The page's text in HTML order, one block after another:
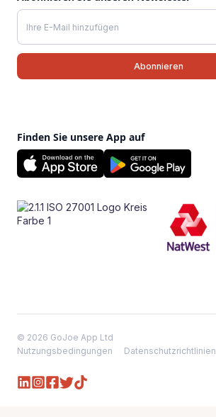
Finden Sie unsere App auf
© 2026 GoJoe App Ltd
Nutzungsbedingungen
Datenschutzrichtlinien